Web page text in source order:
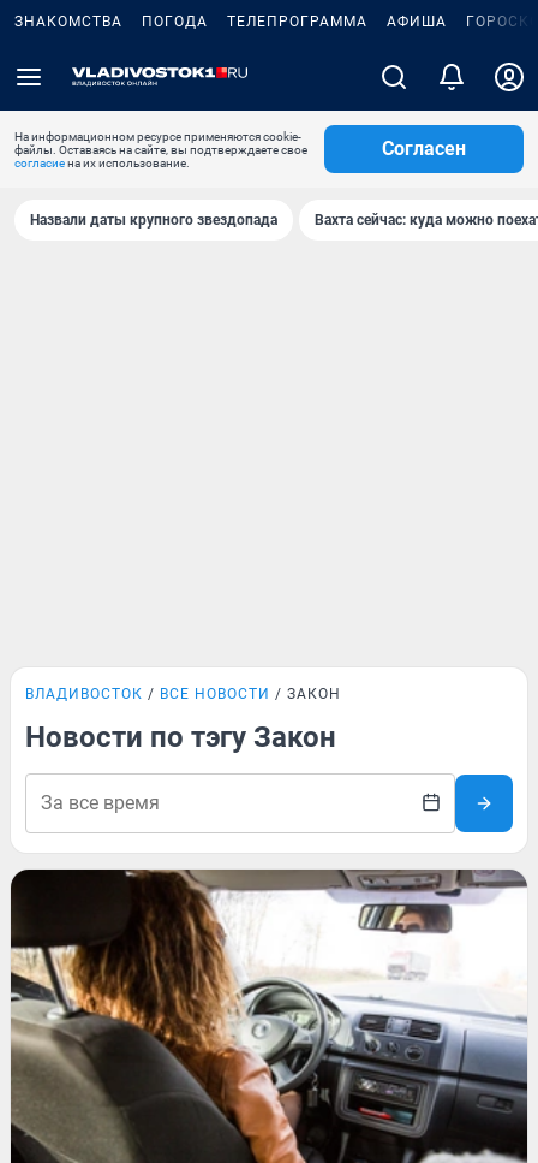
ЗНАКОМСТВА ПОГОДА ТЕЛЕПРОГРАММА АФИША
На информационном ресурсе применяются cookie-
файлы. Оставаясь на сайте, вы подтверждаете свое
согласиена их использование.
Согласен
Назвали даты крупного звездопада Вахта сейчас: куда можно
ВЛАДИВОСТОК ВСЕ НОВОСТИ ЗАКОН
Новости по тэгу Закон